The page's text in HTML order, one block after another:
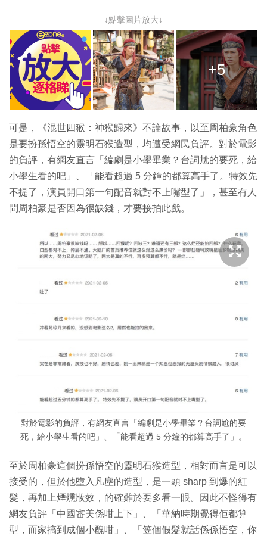
↓點擊圖片放大↓
+5
可是，《混世四猴：神猴歸來》不論故事，以至周柏豪角色
是要扮孫悟空的靈明石猴造型，均遭受網民負評。對於電影
的負評，有網友直言「編劇是小學畢業？台詞尬的要死，給
小學生看的吧」、「能看超過 5 分鐘的都算高手了。特效先
不提了，演員開口第一句配音就對不上嘴型了」，甚至有人
問周柏豪是否因為很缺錢，才要接拍此戲。
對於電影的負評，有網友直言「編劇是小學畢業？台詞尬的要
死，給小學生看的吧」、「能看超過 5 分鐘的都算高手了」。
至於周柏豪這個扮孫悟空的靈明石猴造型，相對而言是可以
接受的，但於他墮入凡塵的造型，是一頭 sharp 到爆的紅
髮，再加上煙燻妝效，的確難於要多看一眼。因此不怪得有
網友負評「中國審美係咁上下」、「華納時期覺得佢都算
型，而家搞到成個小醜咁」、「笠個假髮就話係孫悟空，你